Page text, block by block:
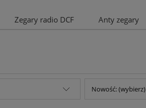
Zegary radio DCF Anty zegary
Nowość: (wybierz)